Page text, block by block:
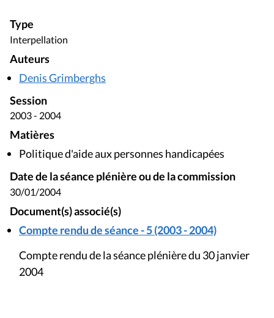
Type
Interpellation
Auteurs
Denis Grimberghs
Session
2003 - 2004
Matières
Politique d'aide aux personnes handicapées
Date de la séance plénière ou de la commission
30/01/2004
Document(s) associé(s)
Compte rendu de séance - 5 (2003 - 2004)
Compte rendu de la séance plénière du 30 janvier
2004